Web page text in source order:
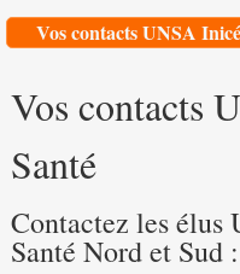
Contact
L’avis du juriste
Chez vous
Vos contacts UNSA
Vos contacts
Santé
Contactez les élus
Santé Nord et Sud :